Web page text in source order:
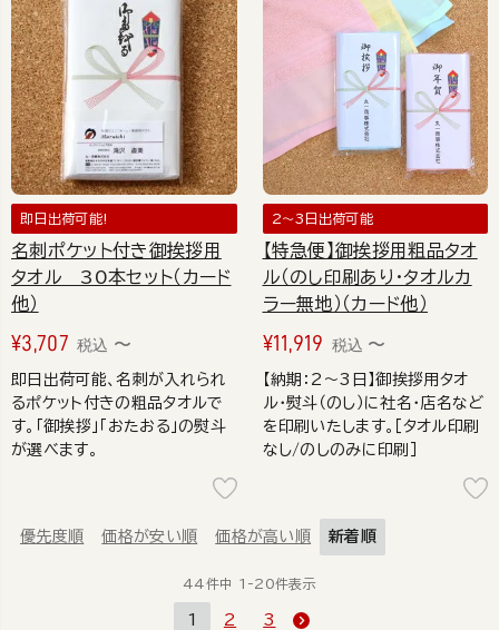
即日出荷可能!
名刺ポケット付き御挨拶用
タオル 30本セット（カード
他）
¥3,707 税込 〜
即日出荷可能、名刺が入れられ
るポケット付きの粗品タオルで
す。「御挨拶」「おたおる」の熨斗
が選べます。
2～3日出荷可能
【特急便】御挨拶用粗品タオ
ル（のし印刷あり・タオルカ
ラー無地）（カード他）
¥11,919 税込 〜
【納期：2～3日】御挨拶用タオ
ル・熨斗（のし）に社名・店名など
を印刷いたします。［タオル印刷
なし/のしのみに印刷］
優先度順 価格が安い順 価格が高い順 新着順
44件中 1 -20件表示
1 2 3